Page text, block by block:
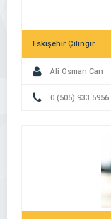
Eskişehir Çilingir
Ali Osman Can
0 (505) 933 5956